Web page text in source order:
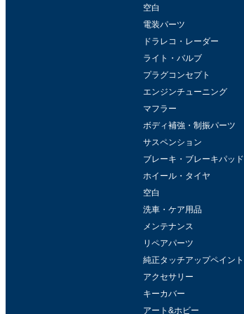
空白
電装パーツ
ドラレコ・レーダー
ライト・バルブ
プラグコンセプト
エンジンチューニング
マフラー
ボディ補強・制振パーツ
サスペンション
ブレーキ・ブレーキパッド
ホイール・タイヤ
空白
洗車・ケア用品
メンテナンス
リペアパーツ
純正タッチアップペイント
アクセサリー
キーカバー
アート&ホビー